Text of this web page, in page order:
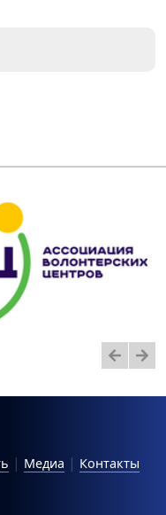
Медиа Контакты